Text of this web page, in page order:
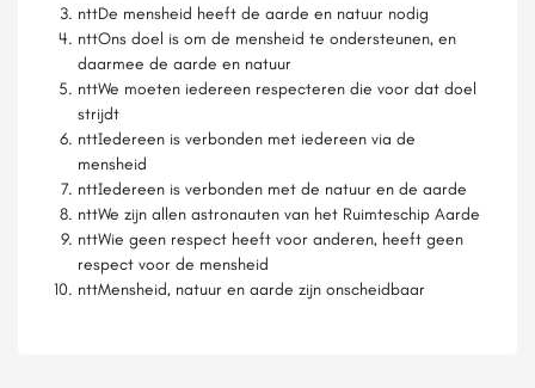
nttDe mensheid heeft de aarde en natuur nodig
nttOns doel is om de mensheid te ondersteunen, en
daarmee de aarde en natuur
nttWe moeten iedereen respecteren die voor dat doel
strijdt
nttIedereen is verbonden met iedereen via de
mensheid
nttIedereen is verbonden met de natuur en de aarde
nttWe zijn allen astronauten van het Ruimteschip Aarde
nttWie geen respect heeft voor anderen, heeft geen
respect voor de mensheid
nttMensheid, natuur en aarde zijn onscheidbaar